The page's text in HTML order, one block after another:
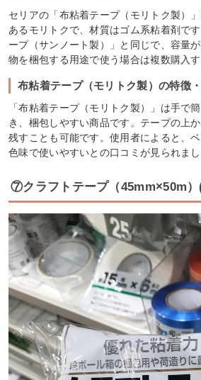
セリアの「布粘着テープ（モリトク製）
あるモリトクで、材質はゴム系粘着剤で
ープ（サンノート製）」と同じで、容量
物を梱包する用途で使う場合は複数購入す
布粘着テープ（モリトク製）の特徴
「布粘着テープ（モリトク製）」は手で
き、梱包しやすい商品です。テープの上
残すことも可能です。使用者によると、
色味で使いやすいとの口コミが見られまし
⑦クラフトテープ（45mm×50m）